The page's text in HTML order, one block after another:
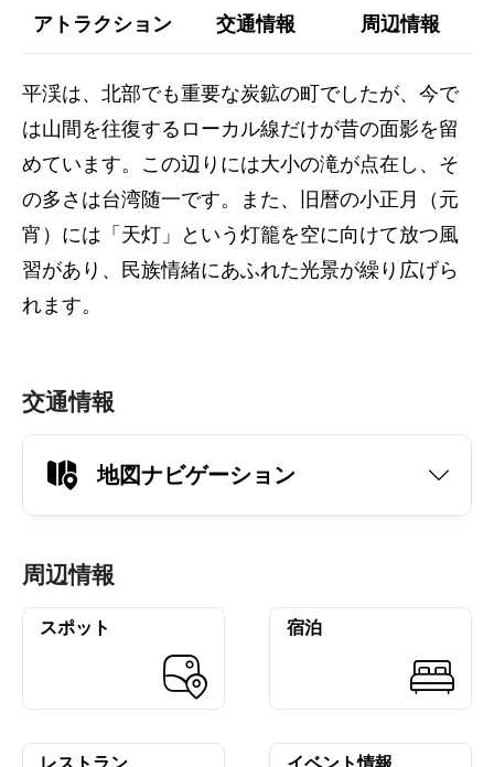
アトラクション 交通情報 周辺情報
平渓は、北部でも重要な炭鉱の町でしたが、今で
は山間を往復するローカル線だけが昔の面影を留
めています。この辺りには大小の滝が点在し、そ
の多さは台湾随一です。また、旧暦の小正月（元
宵）には「天灯」という灯籠を空に向けて放つ風
習があり、民族情緒にあふれた光景が繰り広げら
れます。
交通情報
地図ナビゲーション
周辺情報
スポット 宿泊
レストラン イベント情報